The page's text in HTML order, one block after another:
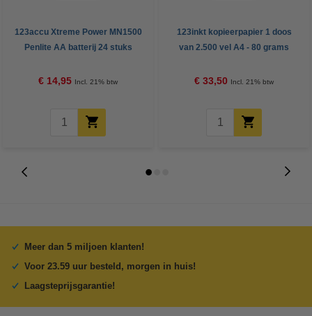
123accu Xtreme Power MN1500
Penlite AA batterij 24 stuks
€ 14,95 Incl. 21% btw
123inkt kopieerpapier 1 doos
van 2.500 vel A4 - 80 grams
€ 33,50 Incl. 21% btw
Meer dan 5 miljoen klanten!
Voor 23.59 uur besteld, morgen in huis!
Laagsteprijsgarantie!